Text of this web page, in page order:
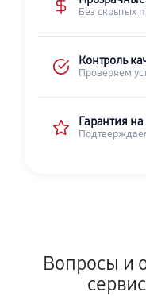
Без скрытых
Контроль
Проверяем
Гарантия
Вопросы и